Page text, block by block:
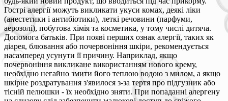
Гострі алергії можуть викликати укуси комах, деякі ліки
(анестетики і антибіотики), леткі речовини (парфуми,
аерозолі), побутова хімія та косметика, у тому числі дитяча.
Допомога батьків. При появі перших ознак алергії, таких як
діарея, блювання або почервоніння шкіри, рекомендується
насамперед усунути її причину. Наприклад, якщо
почервоніння викликане використанням нового крему,
необхідно негайно змити його теплою водою з милом, а якщо
шкірне роздратування з'явилося з-за тертя про підгузник або
тісній пелюшки - їх необхідно зняти. При попаданні алергену